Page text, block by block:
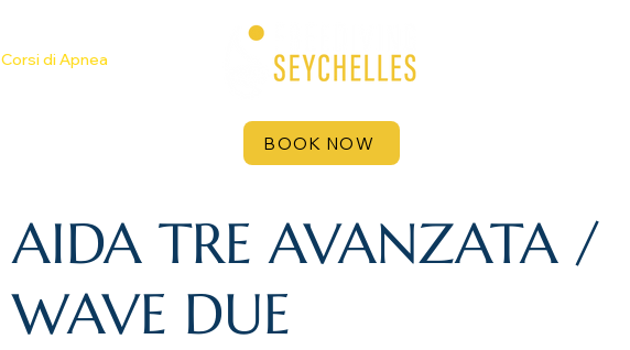
Corsi di Apnea
BOOK NOW
AIDA TRE AVANZATA /
WAVE DUE